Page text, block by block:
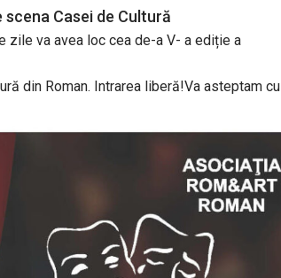
scena Casei de Cultură
zile va avea loc cea de-a V- a ediție a
din Roman. Intrarea liberă!Va asteptam cu